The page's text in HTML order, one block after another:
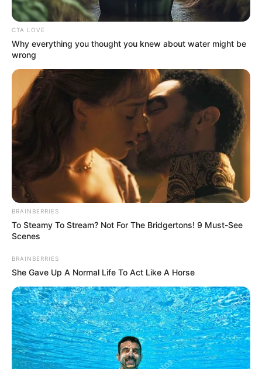
ΣΠΑΜΕ ΤΟ ΜΑΤΡΙΞ – ΤΟ ΒΙΒΛΙΟ
CTA LOVE
Why everything you thought you knew about water might be
wrong
BRAINBERRIES
To Steamy To Stream? Not For The Bridgertons! 9 Must-See
Scenes
BRAINBERRIES
She Gave Up A Normal Life To Act Like A Horse